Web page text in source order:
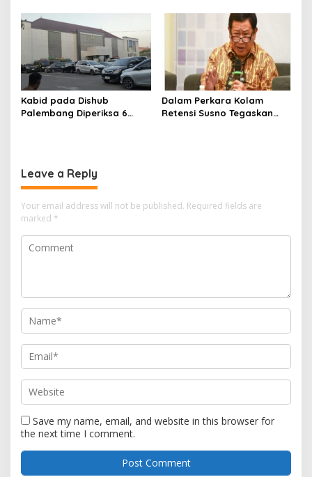
Palembang
Kabid pada Dishub
Palembang Diperiksa 6
Dalam Perkara Kolam
Retensi Susno Tegaskan
Leave a Reply
Your email address will not be published. Required fields are
marked *
Save my name, email, and website in this browser for
the next time I comment.